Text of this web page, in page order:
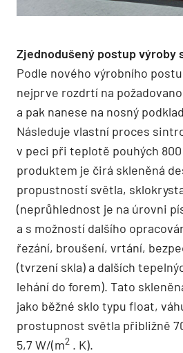
Zjednodušený postup výroby
Podle nového výrobního
nejprve rozdrtí na
a pak nanese na nosný
Následuje vlastní proces
v peci při teplotě pouhých 800
produktem je čirá skleněná
propustností světla,
(neprůhlednost je na úrovni
a s možností dalšího
řezání, broušení, vrtání,
(tvrzení skla) a dalších
lehání do forem). Tato
jako běžné sklo typu float,
prostupnost světla přibližně
5,7 W/(m2 . K).